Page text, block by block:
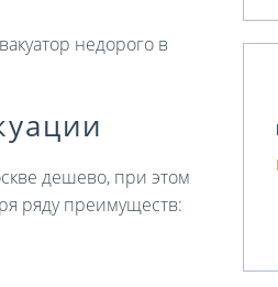
недорого в
дешево, при этом
ряду преимуществ: